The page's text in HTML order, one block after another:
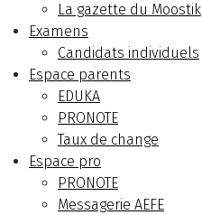
La gazette du Moostik
Examens
Candidats individuels
Espace parents
EDUKA
PRONOTE
Taux de change
Espace pro
PRONOTE
Messagerie AEFE